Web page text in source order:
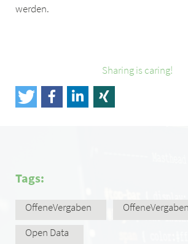
werden.
Sharing is caring!
Tags:
OffeneVergaben
Open Data